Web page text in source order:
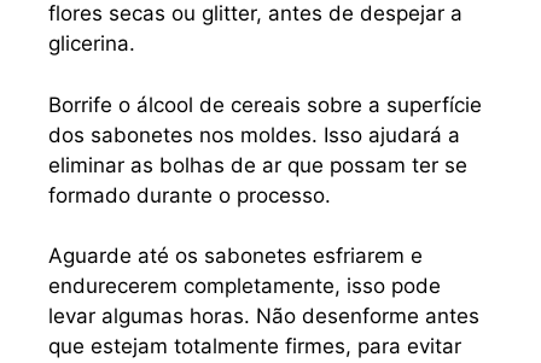
flores secas ou glitter, antes de despejar a
glicerina.
Borrife o álcool de cereais sobre a superfície
dos sabonetes nos moldes. Isso ajudará a
eliminar as bolhas de ar que possam ter se
formado durante o processo.
Aguarde até os sabonetes esfriarem e
endurecerem completamente, isso pode
levar algumas horas. Não desenforme antes
que estejam totalmente firmes, para evitar